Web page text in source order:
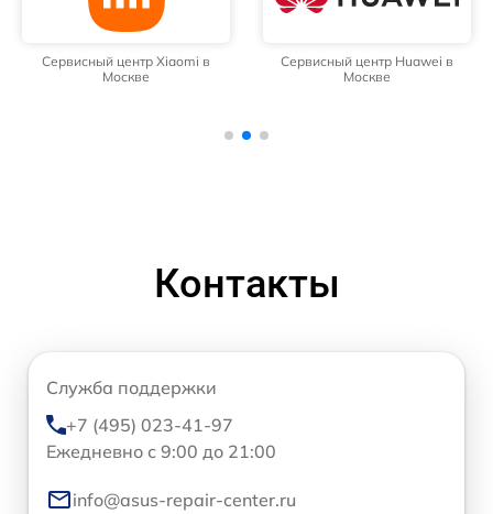
Сервисный центр Xiaomi в
Москве
Сервисный центр Huawei в
Москве
Контакты
Служба поддержки
+7 (495) 023-41-97
Ежедневно с 9:00 до 21:00
info@asus-repair-center.ru